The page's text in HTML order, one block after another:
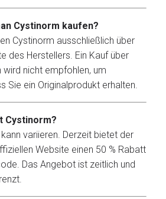
Cystinorm kaufen?
Cystinorm ausschließlich über
des Herstellers. Ein Kauf über
nicht empfohlen, um
Sie ein Originalprodukt erhalten.
Cystinorm?
variieren. Derzeit bietet der
Website einen 50 % Rabatt
Das Angebot ist zeitlich und